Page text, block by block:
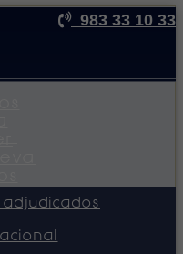
983 33 10 33